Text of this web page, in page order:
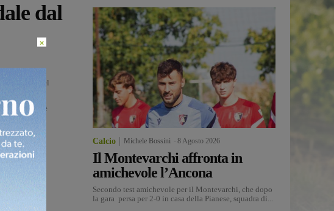
dal
Farnia, nel
è
Calcio Michele Bossini 8 Agosto 2026
Il Montevarchi affronta in
amichevole l’Ancona
Secondo test amichevole per il Montevarchi, che dopo
la gara persa per 2-0 in casa della Pianese, squadra di...
×